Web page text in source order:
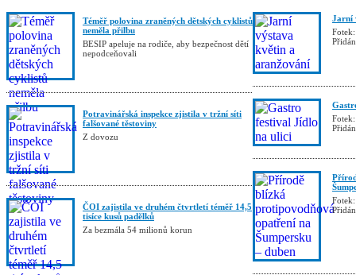
Téměř polovina zraněných dětských cyklistů
neměla přilbu
BESIP apeluje na rodiče, aby bezpečnost dětí
nepodceňovali
Potravinářská inspekce zjistila v tržní síti
falšované těstoviny
Z dovozu
ČOI zajistila ve druhém čtvrtletí téměř 14,5
tisíce kusů padělků
Za bezmála 54 milionů korun
Jarní